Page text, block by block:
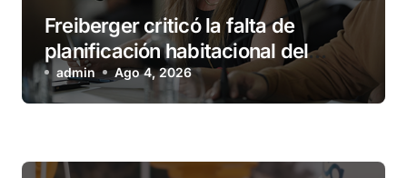
Freiberger criticó la falta de
planificación habitacional del
Municipio: “Vuoto deja afuera a
vecinos que llevan más de 20 años
admin Ago 4, 2026